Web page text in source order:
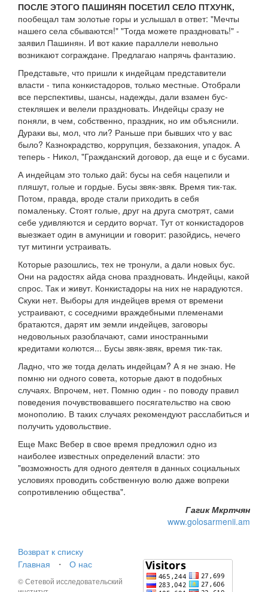
ПОСЛЕ ЭТОГО ПАШИНЯН ПОСЕТИЛ СЕЛО ПТХУНК,
пообещал там золотые горы и услышал в ответ: "Мечты
нашего села сбываются!" "Тогда можете праздновать!" -
заявил Пашинян. И вот какие параллели невольно
возникают сограждане. Предлагаю напрячь фантазию.
Представьте, что пришли к индейцам представители
власти - типа конкистадоров, только местные. Отобрали
все перспективы, шансы, надежды, дали взамен бус-
стекляшек и велели праздновать. Индейцы сразу не
поняли, в чем, собственно, праздник, но им объяснили.
Дураки вы, мол, что ли? Раньше при бывших что у вас
было? Казнокрадство, коррупция, беззакония, упадок. А
теперь - Никол, "Гражданский договор, да еще и с бусами.
А индейцам это только дай: бусы на себя нацепили и
пляшут, голые и гордые. Бусы звяк-звяк. Время тик-так.
Потом, правда, вроде стали приходить в себя
помаленьку. Стоят голые, друг на друга смотрят, сами
себе удивляются и сердито ворчат. Тут от конкистадоров
выезжает один в амуниции и говорит: разойдись, нечего
тут митинги устраивать.
Которые разошлись, тех не тронули, а дали новых бус.
Они на радостях айда снова праздновать. Индейцы, какой
спрос. Так и живут. Конкистадоры на них не нарадуются.
Скуки нет. Выборы для индейцев время от времени
устраивают, с соседними враждебными племенами
братаются, дарят им земли индейцев, заговоры
недовольных разоблачают, сами иностранными
кредитами колются... Бусы звяк-звяк, время тик-так.
Ладно, что же тогда делать индейцам? А я не знаю. Не
помню ни одного совета, которые дают в подобных
случаях. Впрочем, нет. Помню один - по поводу правил
поведения почувствовавшего посягательство на свою
монополию. В таких случаях рекомендуют расслабиться и
получить удовольствие.
Еще Макс Вебер в свое время предложил одно из
наиболее известных определений власти: это
"возможность для одного деятеля в данных социальных
условиях проводить собственную волю даже вопреки
сопротивлению общества".
Гагик Мкртчян
www.golosarmenii.am
Возврат к списку
Главная
⋅ О нас
© Сетевой исследовательский